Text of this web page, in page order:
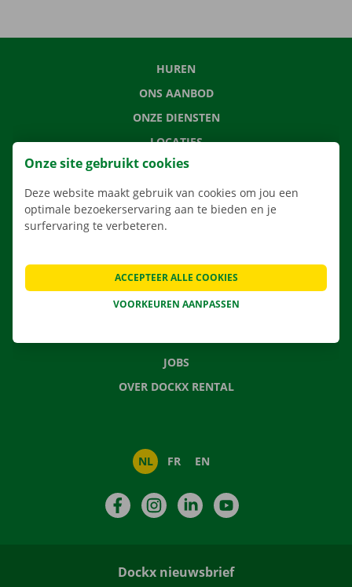
HUREN
ONS AANBOD
ONZE DIENSTEN
LOCATIES
APP
VERHUISOPLOSSINGEN
CONTACTEER ONS
VEELGESTELDE VRAGEN
JOBS
OVER DOCKX RENTAL
NL FR EN
FacebookInstagramLinkedIn
Dockx nieuwsbrief
Onze site gebruikt cookies
Deze website maakt gebruik van cookies om jou een
optimale bezoekerservaring aan te bieden en je
surfervaring te verbeteren.
VOORKEUREN AANPASSEN
ACCEPTEER ALLE COOKIES